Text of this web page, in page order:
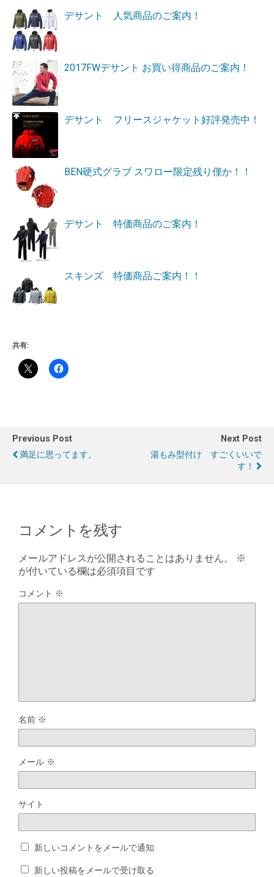
デサント 人気商品のご案内！
2017FWデサント お買い得商品のご案内！
デサント フリースジャケット好評発売中！
BEN硬式グラブ スワロー限定残り僅か！！
デサント 特価商品のご案内！
スキンズ 特価商品ご案内！！
共有:
Previous Post
満足に思ってます。
Next Post
湯もみ型付け すごくいいで
す！
コメントを残す
メールアドレスが公開されることはありません。
※
が付いている欄は必須項目です
コメント ※
名前 ※
メール ※
サイト
新しいコメントをメールで通知
新しい投稿をメールで受け取る